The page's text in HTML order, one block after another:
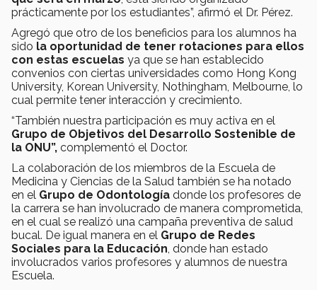
prácticamente por los estudiantes”, afirmó el Dr. Pérez.
Agregó que otro de los beneficios para los alumnos ha
sido la oportunidad de tener rotaciones para ellos
con estas escuelas ya que se han establecido
convenios con ciertas universidades como Hong Kong
University, Korean University, Nothingham, Melbourne, lo
cual permite tener interacción y crecimiento.
“También nuestra participación es muy activa en el
Grupo de Objetivos del Desarrollo Sostenible de
la ONU”, complementó el Doctor.
La colaboración de los miembros de la Escuela de
Medicina y Ciencias de la Salud también se ha notado
en el Grupo de Odontología donde los profesores de
la carrera se han involucrado de manera comprometida,
en el cual se realizó una campaña preventiva de salud
bucal. De igual manera en el Grupo de Redes
Sociales para la Educación, donde han estado
involucrados varios profesores y alumnos de nuestra
Escuela.